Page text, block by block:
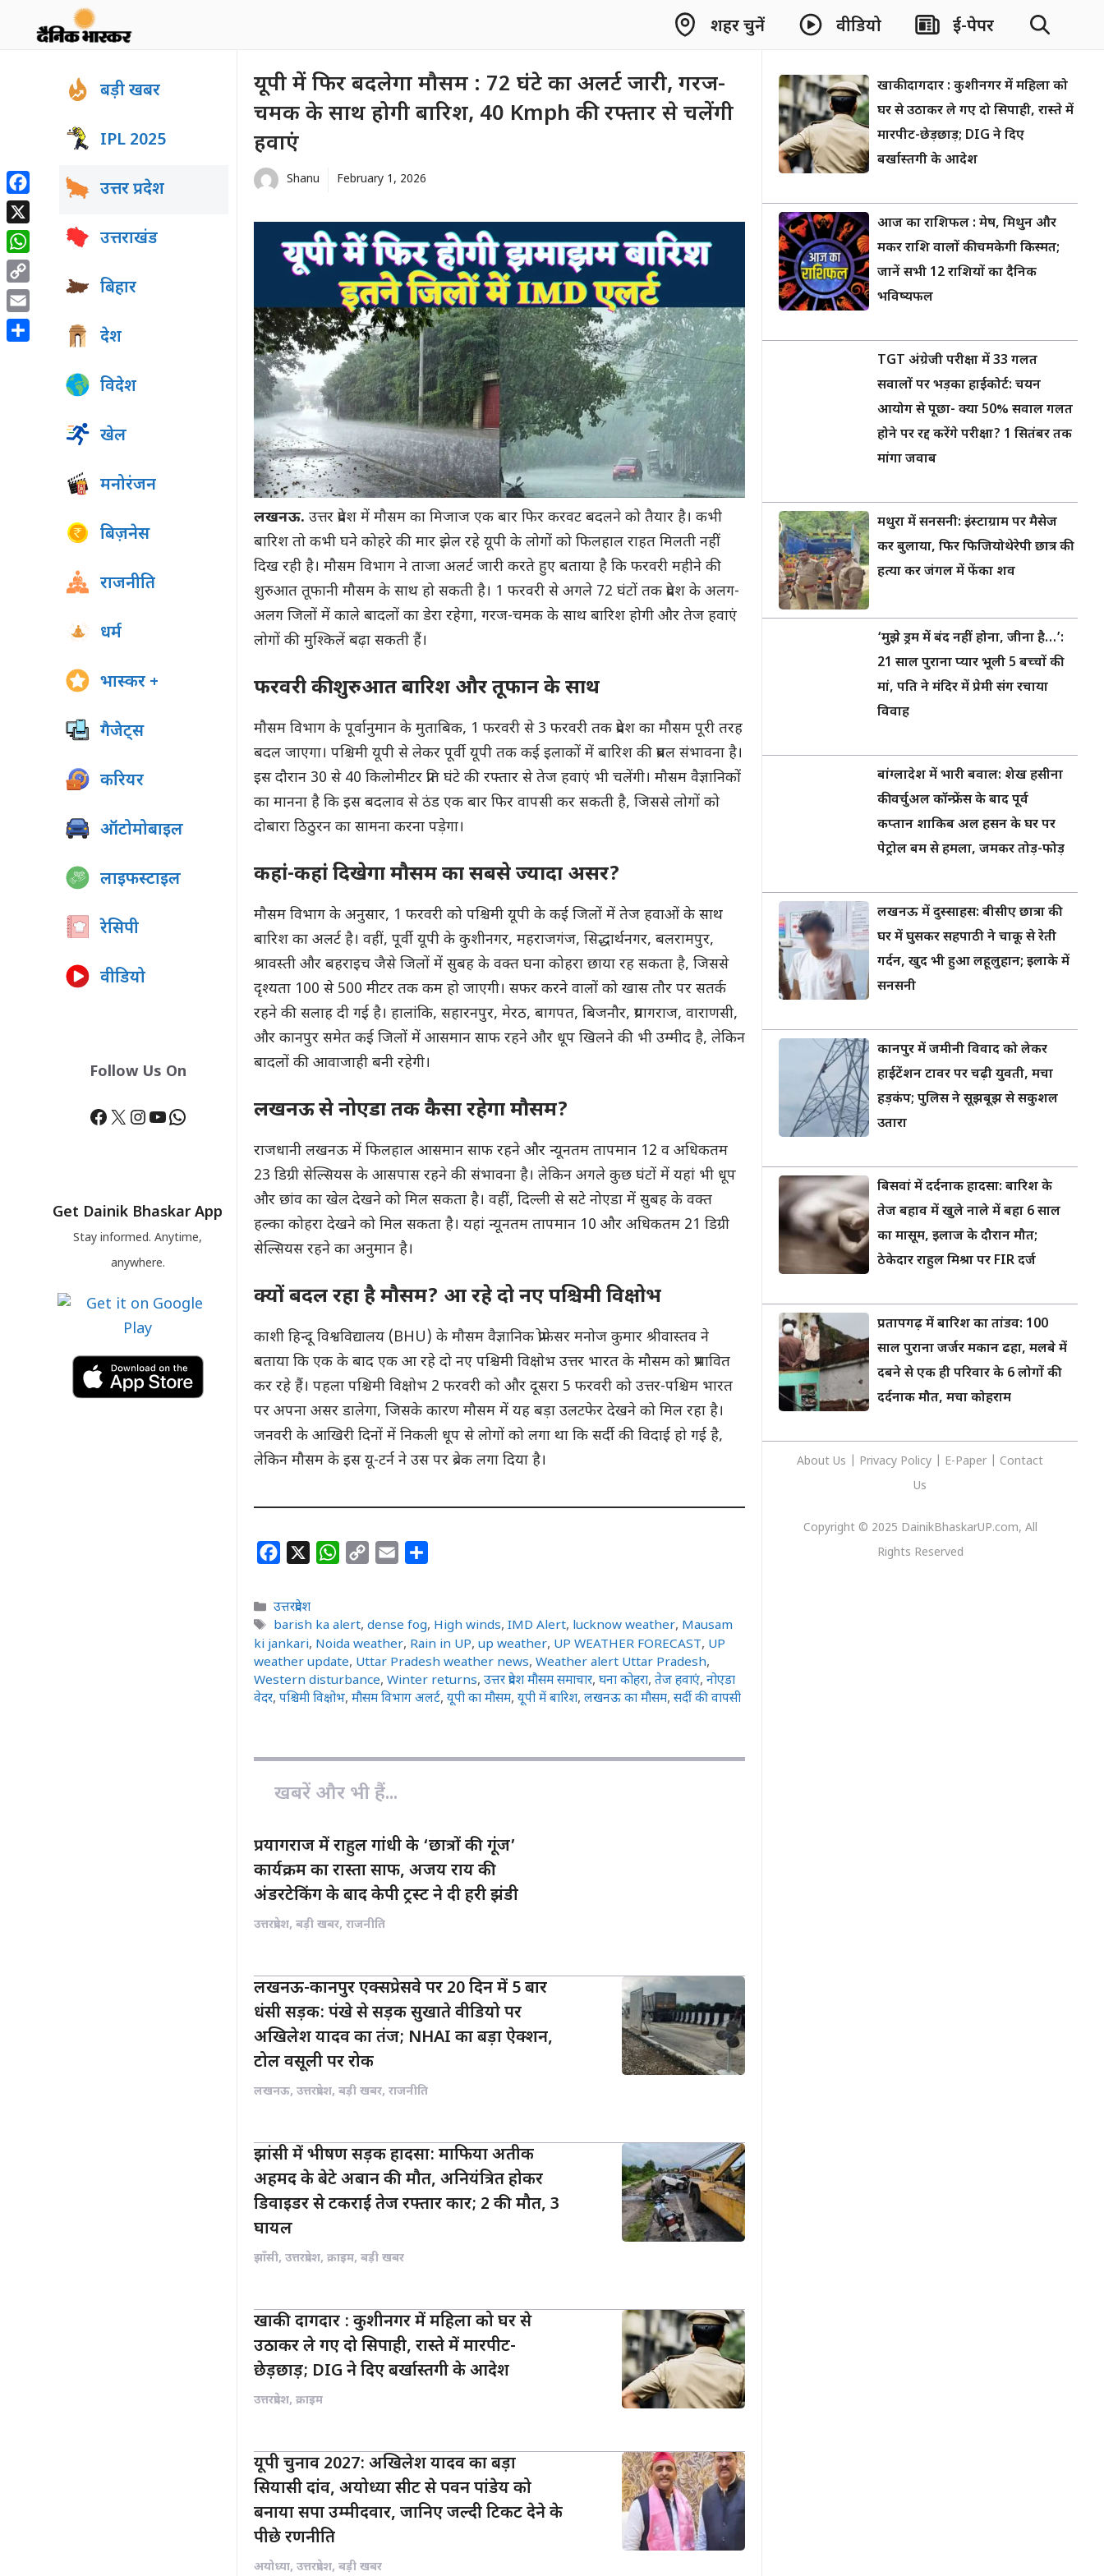
शहर चुनें वीडियो ई-पेपर
यूपी में फिर बदलेगा मौसम : 72 घंटे का अलर्ट जारी, गरज-
चमक के साथ होगी बारिश, 40 Kmph की रफ्तार से चलेंगी
हवाएं
Shanu February 1, 2026
लखनऊ. उत्तर प्रदेश में मौसम का मिजाज एक बार फिर करवट बदलने को तैयार है। कभी
बारिश तो कभी घने कोहरे की मार झेल रहे यूपी के लोगों को फिलहाल राहत मिलती नहीं
दिख रही है। मौसम विभाग ने ताजा अलर्ट जारी करते हुए बताया है कि फरवरी महीने की
शुरुआत तूफानी मौसम के साथ हो सकती है। 1 फरवरी से अगले 72 घंटों तक प्रदेश के अलग-
अलग जिलों में काले बादलों का डेरा रहेगा, गरज-चमक के साथ बारिश होगी और तेज हवाएं
लोगों की मुश्किलें बढ़ा सकती हैं।
फरवरी की शुरुआत बारिश और तूफान के साथ
मौसम विभाग के पूर्वानुमान के मुताबिक, 1 फरवरी से 3 फरवरी तक प्रदेश का मौसम पूरी तरह
बदल जाएगा। पश्चिमी यूपी से लेकर पूर्वी यूपी तक कई इलाकों में बारिश की प्रबल संभावना है।
इस दौरान 30 से 40 किलोमीटर प्रति घंटे की रफ्तार से तेज हवाएं भी चलेंगी। मौसम वैज्ञानिकों
का मानना है कि इस बदलाव से ठंड एक बार फिर वापसी कर सकती है, जिससे लोगों को
दोबारा ठिठुरन का सामना करना पड़ेगा।
कहां-कहां दिखेगा मौसम का सबसे ज्यादा असर?
मौसम विभाग के अनुसार, 1 फरवरी को पश्चिमी यूपी के कई जिलों में तेज हवाओं के साथ
बारिश का अलर्ट है। वहीं, पूर्वी यूपी के कुशीनगर, महराजगंज, सिद्धार्थनगर, बलरामपुर,
श्रावस्ती और बहराइच जैसे जिलों में सुबह के वक्त घना कोहरा छाया रह सकता है, जिससे
दृश्यता 100 से 500 मीटर तक कम हो जाएगी। सफर करने वालों को खास तौर पर सतर्क
रहने की सलाह दी गई है। हालांकि, सहारनपुर, मेरठ, बागपत, बिजनौर, प्रयागराज, वाराणसी,
और कानपुर समेत कई जिलों में आसमान साफ रहने और धूप खिलने की भी उम्मीद है, लेकिन
बादलों की आवाजाही बनी रहेगी।
लखनऊ से नोएडा तक कैसा रहेगा मौसम?
राजधानी लखनऊ में फिलहाल आसमान साफ रहने और न्यूनतम तापमान 12 व अधिकतम
23 डिग्री सेल्सियस के आसपास रहने की संभावना है। लेकिन अगले कुछ घंटों में यहां भी धूप
और छांव का खेल देखने को मिल सकता है। वहीं, दिल्ली से सटे नोएडा में सुबह के वक्त
हल्का कोहरा देखने को मिल सकता है। यहां न्यूनतम तापमान 10 और अधिकतम 21 डिग्री
सेल्सियस रहने का अनुमान है।
क्यों बदल रहा है मौसम? आ रहे दो नए पश्चिमी विक्षोभ
काशी हिन्दू विश्वविद्यालय (BHU) के मौसम वैज्ञानिक प्रोफेसर मनोज कुमार श्रीवास्तव ने
बताया कि एक के बाद एक आ रहे दो नए पश्चिमी विक्षोभ उत्तर भारत के मौसम को प्रभावित
कर रहे हैं। पहला पश्चिमी विक्षोभ 2 फरवरी को और दूसरा 5 फरवरी को उत्तर-पश्चिम भारत
पर अपना असर डालेगा, जिसके कारण मौसम में यह बड़ा उलटफेर देखने को मिल रहा है।
जनवरी के आखिरी दिनों में निकली धूप से लोगों को लगा था कि सर्दी की विदाई हो गई है,
लेकिन मौसम के इस यू-टर्न ने उस पर ब्रेक लगा दिया है।
c
e
b
o
o
W
t
s
A
p
y
L
i
n
i
l
e
Categories
उत्तरप्रदेश
Tags
barish ka alert,dense fog, High winds,IMD Alert, lucknow weather, Mausam
ki jankari, Noida weather, Rain in UP, up weather, UP WEATHER FORECAST, UP
weather update, Uttar Pradesh weather news, Weather alert Uttar Pradesh,
Western disturbance, Winter returns, उत्तर प्रदेश मौसम समाचार, घना कोहरा, तेज हवाएं, नोएडा
वेदर, पश्चिमी विक्षोभ, मौसम विभाग अलर्ट, यूपी का मौसम, यूपी में बारिश, लखनऊ का मौसम, सर्दी की वापसी
खबरें और भी हैं...
प्रयागराज में राहुल गांधी के ‘छात्रों की गूंज’
कार्यक्रम का रास्ता साफ, अजय राय की
अंडरटेकिंग के बाद केपी ट्रस्ट ने दी हरी झंडी
उत्तरप्रदेश, बड़ी खबर, राजनीति
लखनऊ-कानपुर एक्सप्रेसवे पर 20 दिन में 5 बार
धंसी सड़क: पंखे से सड़क सुखाते वीडियो पर
अखिलेश यादव का तंज; NHAI का बड़ा ऐक्शन,
टोल वसूली पर रोक
लखनऊ, उत्तरप्रदेश, बड़ी खबर, राजनीति
झांसी में भीषण सड़क हादसा: माफिया अतीक
अहमद के बेटे अबान की मौत, अनियंत्रित होकर
डिवाइडर से टकराई तेज रफ्तार कार; 2 की मौत, 3
घायल
झाँसी, उत्तरप्रदेश, क्राइम, बड़ी खबर
खाकी दागदार : कुशीनगर में महिला को घर से
उठाकर ले गए दो सिपाही, रास्ते में मारपीट-
छेड़छाड़; DIG ने दिए बर्खास्तगी के आदेश
उत्तरप्रदेश, क्राइम
यूपी चुनाव 2027: अखिलेश यादव का बड़ा
सियासी दांव, अयोध्या सीट से पवन पांडेय को
बनाया सपा उम्मीदवार, जानिए जल्दी टिकट देने के
पीछे रणनीति
अयोध्या, उत्तरप्रदेश, बड़ी खबर
बड़ी खबर
IPL 2025
उत्तर प्रदेश
उत्तराखंड
बिहार
देश
विदेश
खेल
मनोरंजन
बिज़नेस
राजनीति
धर्म
भास्कर +
गैजेट्स
करियर
ऑटोमोबाइल
लाइफस्टाइल
रेसिपी
वीडियो
Follow Us On
Facebook
X Instagram
YouTube
WhatsApp
Get Dainik Bhaskar App
Stay informed. Anytime,
anywhere.
खाकी दागदार : कुशीनगर में महिला को
घर से उठाकर ले गए दो सिपाही, रास्ते में
मारपीट-छेड़छाड़; DIG ने दिए
बर्खास्तगी के आदेश
आज का राशिफल : मेष, मिथुन और
मकर राशि वालों की चमकेगी किस्मत;
जानें सभी 12 राशियों का दैनिक
भविष्यफल
TGT अंग्रेजी परीक्षा में 33 गलत
सवालों पर भड़का हाईकोर्ट: चयन
आयोग से पूछा- क्या 50% सवाल गलत
होने पर रद्द करेंगे परीक्षा? 1 सितंबर तक
मांगा जवाब
मथुरा में सनसनी: इंस्टाग्राम पर मैसेज
कर बुलाया, फिर फिजियोथेरेपी छात्र की
हत्या कर जंगल में फेंका शव
‘मुझे ड्रम में बंद नहीं होना, जीना है…’:
21 साल पुराना प्यार भूली 5 बच्चों की
मां, पति ने मंदिर में प्रेमी संग रचाया
विवाह
बांग्लादेश में भारी बवाल: शेख हसीना
की वर्चुअल कॉन्फ्रेंस के बाद पूर्व
कप्तान शाकिब अल हसन के घर पर
पेट्रोल बम से हमला, जमकर तोड़-फोड़
लखनऊ में दुस्साहस: बीसीए छात्रा की
घर में घुसकर सहपाठी ने चाकू से रेती
गर्दन, खुद भी हुआ लहूलुहान; इलाके में
सनसनी
कानपुर में जमीनी विवाद को लेकर
हाईटेंशन टावर पर चढ़ी युवती, मचा
हड़कंप; पुलिस ने सूझबूझ से सकुशल
उतारा
बिसवां में दर्दनाक हादसा: बारिश के
तेज बहाव में खुले नाले में बहा 6 साल
का मासूम, इलाज के दौरान मौत;
ठेकेदार राहुल मिश्रा पर FIR दर्ज
प्रतापगढ़ में बारिश का तांडव: 100
साल पुराना जर्जर मकान ढहा, मलबे में
दबने से एक ही परिवार के 6 लोगों की
दर्दनाक मौत, मचा कोहराम
About Us Privacy Policy E-Paper
Contact
Us
Copyright © 2025 DainikBhaskarUP.com, All
Rights Reserved
Facebook
X
WhatsApp
Copy
Link
Email